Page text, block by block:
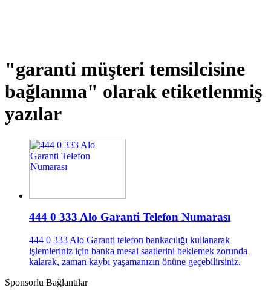
"garanti müşteri temsilcisine
bağlanma" olarak etiketlenmiş
yazılar
444 0 333 Alo Garanti Telefon Numarası
444 0 333 Alo Garanti telefon bankacılığı kullanarak
işlemleriniz için banka mesai saatlerini beklemek zorunda
kalarak, zaman kaybı yaşamanızın önüne geçebilirsiniz.
Sponsorlu Bağlantılar